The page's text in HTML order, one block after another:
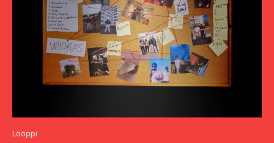
Lööppi